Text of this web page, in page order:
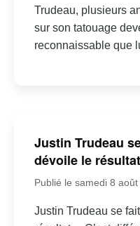
Trudeau, plusieurs
sur son tatouage
reconnaissable que
Justin Trudeau
dévoile le résultat
Publié le samedi 8
Justin Trudeau se